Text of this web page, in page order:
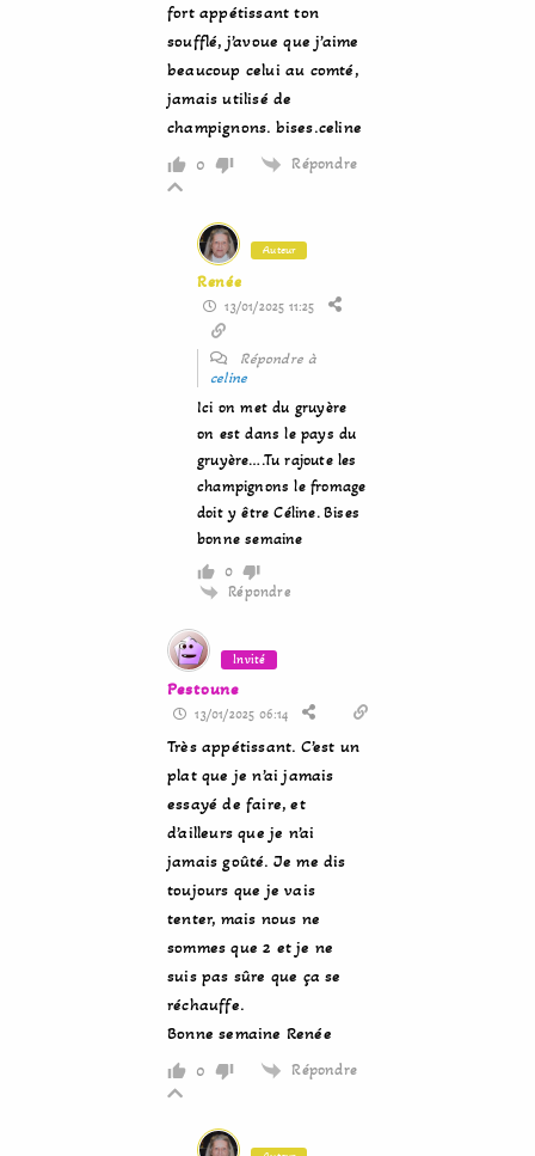
fort appétissant ton
soufflé, j’avoue que j’aime
beaucoup celui au comté,
jamais utilisé de
champignons. bises.celine
0 Répondre
Auteur
Renée
13/01/2025 11:25
Répondre à
celine
Ici on met du gruyère
on est dans le pays du
gruyère….Tu rajoute les
champignons le fromage
doit y être Céline. Bises
bonne semaine
0
Répondre
Invité
Pestoune
13/01/2025 06:14
Très appétissant. C’est un
plat que je n’ai jamais
essayé de faire, et
d’ailleurs que je n’ai
jamais goûté. Je me dis
toujours que je vais
tenter, mais nous ne
sommes que 2 et je ne
suis pas sûre que ça se
réchauffe.
Bonne semaine Renée
0 Répondre